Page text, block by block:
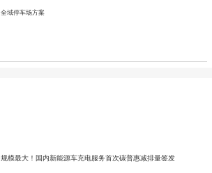
全域停车场方案
规模最大！国内新能源车充电服务首次碳普惠减排量签发